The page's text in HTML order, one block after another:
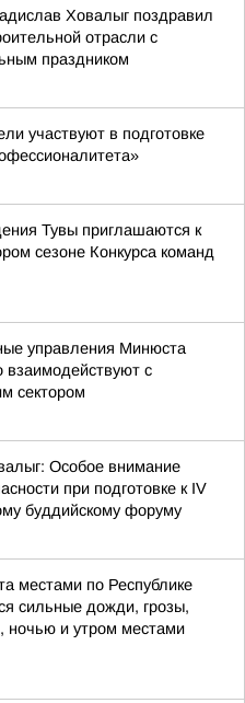
Ховалыг поздравил
отрасли с
праздником
участвуют в подготовке
Тувы приглашаются к
сезоне Конкурса команд
управления Минюста
взаимодействуют с
сектором
Особое внимание
при подготовке к IV
буддийскому форуму
местами по Республике
сильные дожди, грозы,
ночью и утром местами